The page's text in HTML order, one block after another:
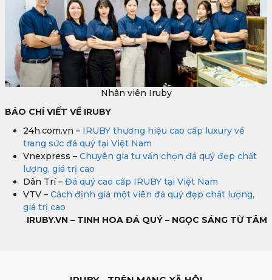
Nhân viên Iruby
BÁO CHÍ VIẾT VỀ IRUBY
24h.com.vn – IRUBY thương hiệu cao cấp luxury về
trang sức đá quý tại Việt Nam
Vnexpress – Chuyên gia tư vấn chọn đá quý đẹp chất
lượng, giá trị cao
Dân Trí – Đá quý cao cấp IRUBY tại Việt Nam
VTV – Cách định giá một viên đá quý đẹp chất lượng,
giá trị cao
IRUBY.VN – TINH HOA ĐÁ QUÝ – NGỌC SÁNG TỪ TÂM